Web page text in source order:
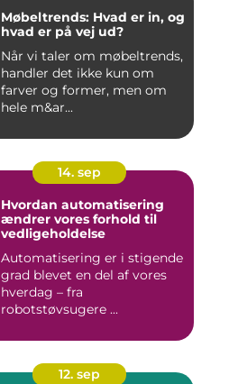
Møbeltrends: Hvad er in, og
hvad er på vej ud?
Når vi taler om møbeltrends,
handler det ikke kun om
farver og former, men om
hele m&ar...
14. sep
Hvordan automatisering
ændrer vores forhold til
vedligeholdelse
Automatisering er i stigende
grad blevet en del af vores
hverdag – fra
robotstøvsugere ...
12. sep